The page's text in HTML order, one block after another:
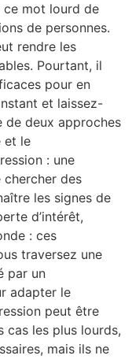
ce mot lourd de
de personnes.
rendre les
Pourtant, il
pour en
et laissez-
de deux approches
et le
: une
chercher des
les signes de
d’intérêt,
: ces
traversez une
par un
adapter le
peut être
cas les plus lourds,
mais ils ne